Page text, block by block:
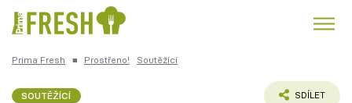
Prima Fresh ■ Prostřeno! Soutěžící
SOUTĚŽÍCÍ SDÍLET